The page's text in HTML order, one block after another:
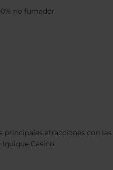
no fumador
principales atracciones con las
Casino.